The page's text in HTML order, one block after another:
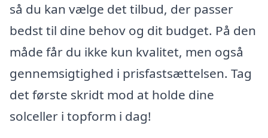
så du kan vælge det tilbud, der passer
bedst til dine behov og dit budget. På den
måde får du ikke kun kvalitet, men også
gennemsigtighed i prisfastsættelsen. Tag
det første skridt mod at holde dine
solceller i topform i dag!